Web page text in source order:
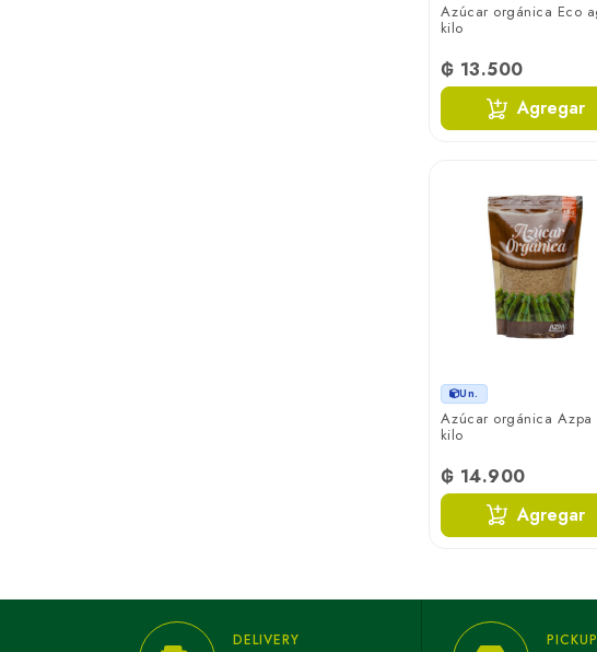
Azúcar orgánica Eco
kilo
₲ 13.500
Agregar
Un.
Azúcar orgánica Azpa
kilo
₲ 14.900
Agregar
DELIVERY PICKUP